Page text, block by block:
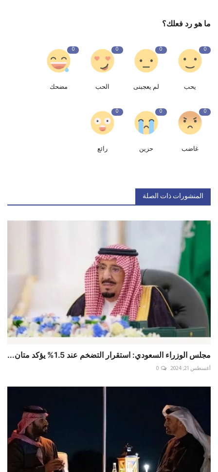
ما هو رد فعلك؟
0
يحب
0
لم يعجبنى
0
الحب
0
مضحك
0
غاضب
0
حزين
0
رائع
المنشورات ذات الصلة
مجلس الوزراء السعودي: استقرار التضخم عند 1.5% يؤكد متان...
أغسطس 21, 2024 0